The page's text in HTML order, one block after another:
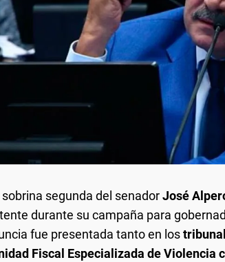
sobrina segunda del senadorJosé
durante su campaña para
fue presentada tanto en los
Fiscal Especializada de Violencia